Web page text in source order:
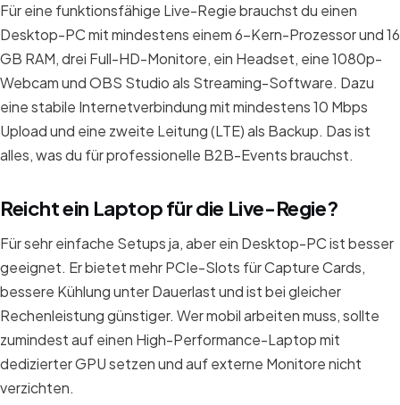
Für eine funktionsfähige Live-Regie brauchst du einen
Desktop-PC mit mindestens einem 6-Kern-Prozessor und 16
GB RAM, drei Full-HD-Monitore, ein Headset, eine 1080p-
Webcam und OBS Studio als Streaming-Software. Dazu
eine stabile Internetverbindung mit mindestens 10 Mbps
Upload und eine zweite Leitung (LTE) als Backup. Das ist
alles, was du für professionelle B2B-Events brauchst.
Reicht ein Laptop für die Live-Regie?
Für sehr einfache Setups ja, aber ein Desktop-PC ist besser
geeignet. Er bietet mehr PCIe-Slots für Capture Cards,
bessere Kühlung unter Dauerlast und ist bei gleicher
Rechenleistung günstiger. Wer mobil arbeiten muss, sollte
zumindest auf einen High-Performance-Laptop mit
dedizierter GPU setzen und auf externe Monitore nicht
verzichten.